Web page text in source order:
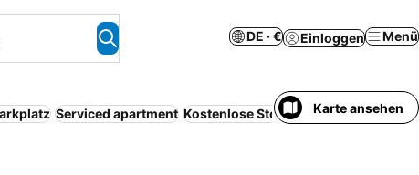
DE · € Einloggen Menü
Serviced apartment Kostenlose StornierungKarte ansehen